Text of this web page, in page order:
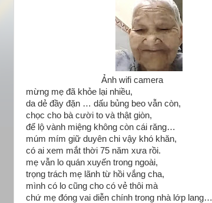
Ảnh wifi camera
mừng mẹ đã khỏe lại nhiều,
da dẻ đầy đặn … dấu bủng beo vẫn còn,
chọc cho bà cười to và thật giòn,
để lộ vành miệng không còn cái răng…
múm mím giữ duyên chi vậy khó khăn,
có ai xem mắt thời 75 năm xưa rồi.
mẹ vẫn lo quán xuyến trong ngoài,
trọng trách mẹ lãnh từ hồi vắng cha,
mình có lo cũng cho có vẻ thôi mà
chứ mẹ đóng vai diễn chính trong nhà lớp lang…